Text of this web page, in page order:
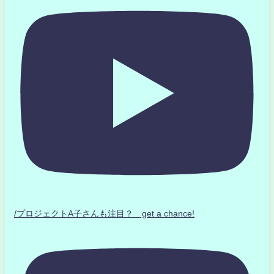
/プロジェクトA子さんも注目？ get a chance!